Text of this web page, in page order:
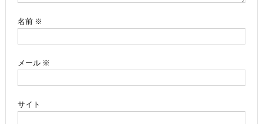
名前 ※
メール ※
サイト